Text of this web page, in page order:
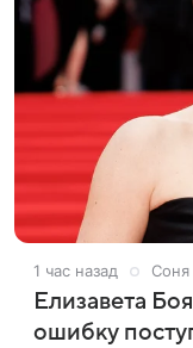
1 час назад
Елизавета
ошибку